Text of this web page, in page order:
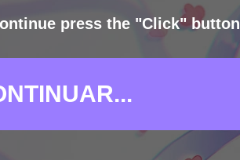
press the "Click" button